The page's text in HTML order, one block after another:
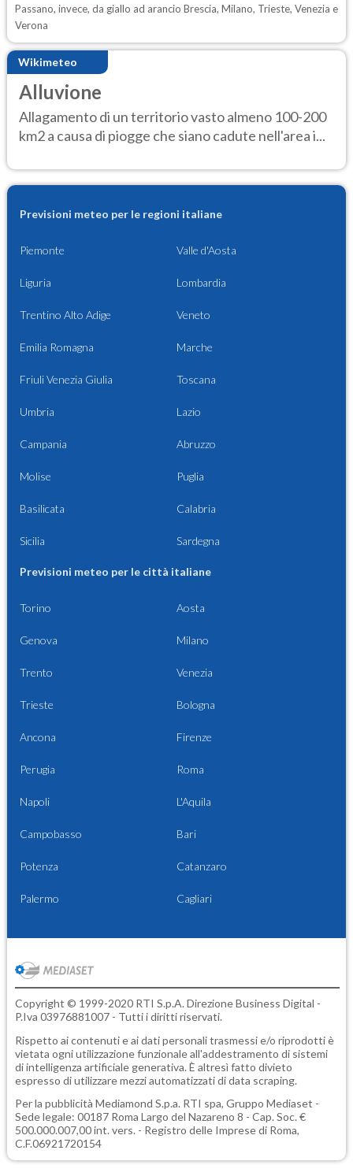
Passano, invece, da giallo ad arancio Brescia, Milano, Trieste, Venezia e
Verona
Wikimeteo
Alluvione
Allagamento di un territorio vasto almeno 100-200
km2 a causa di piogge che siano cadute nell'area i...
Previsioni meteo per le regioni italiane
Piemonte Valle d'Aosta
Liguria Lombardia
Trentino Alto Adige Veneto
Emilia Romagna Marche
Friuli Venezia Giulia Toscana
Umbria Lazio
Campania Abruzzo
Molise Puglia
Basilicata Calabria
Sicilia Sardegna
Previsioni meteo per le città italiane
Torino Aosta
Genova Milano
Trento Venezia
Trieste Bologna
Ancona Firenze
Perugia Roma
Napoli L'Aquila
Campobasso Bari
Potenza Catanzaro
Palermo Cagliari
Copyright © 1999-2020 RTI S.p.A. Direzione Business Digital -
P.Iva 03976881007 - Tutti i diritti riservati.
Rispetto ai contenuti e ai dati personali trasmessi e/o riprodotti è
vietata ogni utilizzazione funzionale all'addestramento di sistemi
di intelligenza artificiale generativa. È altresì fatto divieto
espresso di utilizzare mezzi automatizzati di data scraping.
Per la pubblicità Mediamond S.p.a. RTI spa, Gruppo Mediaset -
Sede legale: 00187 Roma Largo del Nazareno 8 - Cap. Soc. €
500.000.007,00 int. vers. - Registro delle Imprese di Roma,
C.F.06921720154